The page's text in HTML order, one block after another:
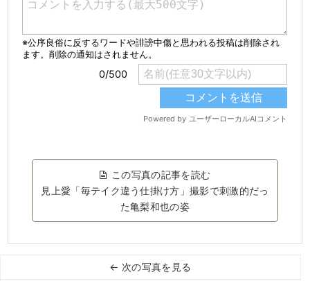
この写真の記事を読む
見上愛「毎テイク違う仕掛け方」撮影で刺激的だっ
た亀梨和也の姿
← 次の写真を見る